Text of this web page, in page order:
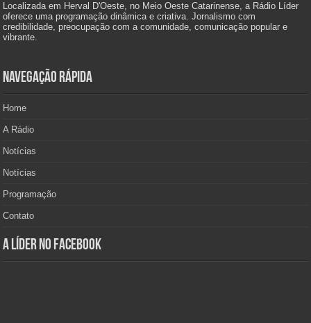
Localizada em Herval D'Oeste, no Meio Oeste Catarinense, a Rádio Líder
oferece uma programação dinâmica e criativa. Jornalismo com
credibilidade, preocupação com a comunidade, comunicação popular e
vibrante.
Navegação Rápida
Home
A Rádio
Notícias
Notícias
Programação
Contato
A Líder no Facebook